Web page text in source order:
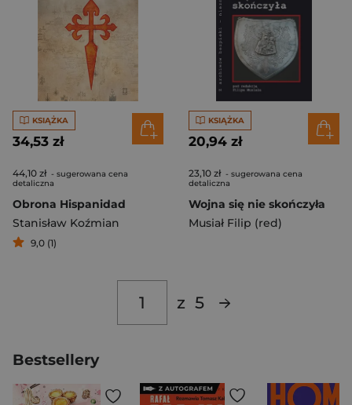
KSIĄŻKA
34,53 zł
44,10 zł - sugerowana cena
detaliczna
Obrona Hispanidad
Stanisław Koźmian
9,0 (1)
KSIĄŻKA
20,94 zł
23,10 zł - sugerowana cena
detaliczna
Wojna się nie skończyła
Musiał Filip (red)
z 5
Bestsellery